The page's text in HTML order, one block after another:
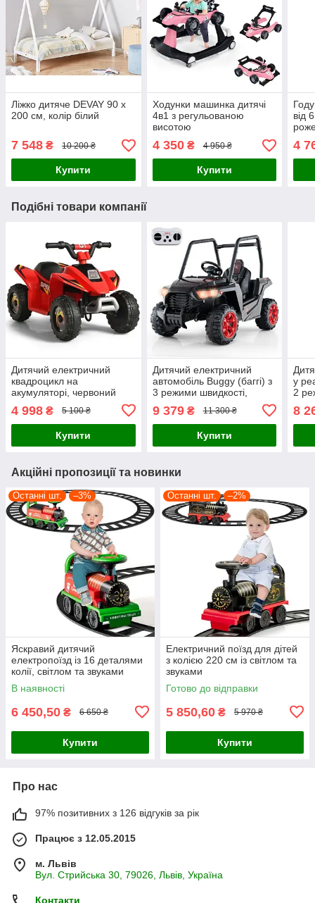
Ліжко дитяче DEVAY 90 x
200 см, колір білий
7 548 ₴ 10 200 ₴
Купити
Ходунки машинка дитячі
4в1 з регульованою
висотою
4 350₴ 4 950 ₴
Купити
від
4
Подібні товари компанії
Дитячий електричний
квадроцикл на
акумуляторі, червоний
4 998 ₴ 5 100 ₴
Купити
Дитячий електричний
автомобіль Buggy (баггі) з
3 режими швидкості,
9 379₴ 11 300 ₴
Купити
у
2
8
Акційні пропозиції та новинки
Останні шт. –3%
Яскравий дитячий
електропоїзд із 16 деталями
колії, світлом та звуками
В наявності
6 450,50 ₴ 6 650 ₴
Купити
Останні шт. –2%
Електричний поїзд для дітей
з колією 220 см із світлом та
звуками
Готово до відправки
5 850,60 ₴ 5 970 ₴
Купити
Про нас
97% позитивних з 126 відгуків за рік
Працює з 12.05.2015
м. Львів
Вул. Стрийська 30, 79026, Львів, Україна
Контакти